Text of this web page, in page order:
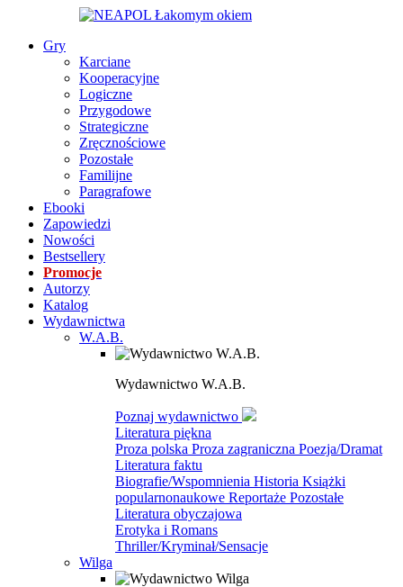
Gry
Karciane
Kooperacyjne
Logiczne
Przygodowe
Strategiczne
Zręcznościowe
Pozostałe
Familijne
Paragrafowe
Ebooki
Zapowiedzi
Nowości
Bestsellery
Promocje
Autorzy
Katalog
Wydawnictwa
W.A.B.
Wydawnictwo W.A.B.
Poznaj wydawnictwo
Literatura piękna
Proza polska Proza zagraniczna Poezja/Dramat
Literatura faktu
Biografie/Wspomnienia Historia Książki
popularnonaukowe Reportaże Pozostałe
Literatura obyczajowa
Erotyka i Romans
Thriller/Kryminał/Sensacje
Wilga